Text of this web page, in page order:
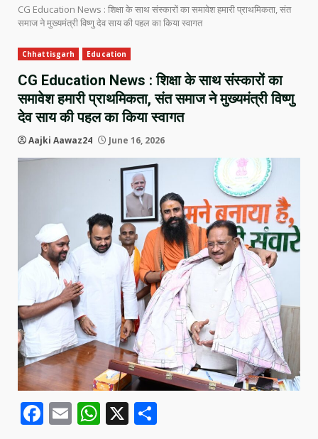
CG Education News : शिक्षा के साथ संस्कारों का समावेश हमारी प्राथमिकता, संत
समाज ने मुख्यमंत्री विष्णु देव साय की पहल का किया स्वागत
Chhattisgarh Education
CG Education News : शिक्षा के साथ संस्कारों का
समावेश हमारी प्राथमिकता, संत समाज ने मुख्यमंत्री विष्णु
देव साय की पहल का किया स्वागत
Aajki Aawaz24 June 16, 2026
Facebook
EmailWhatsApp
X